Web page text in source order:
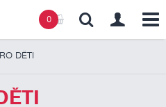
0
DĚTI